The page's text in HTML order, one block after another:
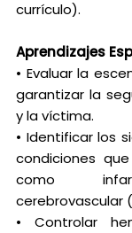
currículo).
Aprendizajes
• Evaluar la
garantizar la
y la víctima.
• Identificar los
condiciones
como
cerebrovascular
• Controlar